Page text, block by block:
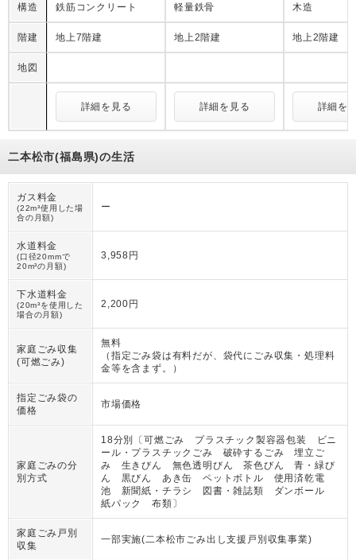
構造 鉄筋コンクリート 軽量鉄骨 木造
階建 地上7階建 地上2階建 地上2階建
地図
詳細を見る 詳細を見る 詳細を
二本松市(福島県)の生活
ガス料金
(22m³使用した場
合の月額)
ー
水道料金
(口径20mmで
20m³の月額)
3,958円
下水道料金
(20m³を使用した
場合の月額)
2,200円
家庭ごみ収集
(可燃ごみ)
無料
（ 指定ごみ袋は有料だが、袋代にごみ収集・処理料
金等を含まず。
）
指定ごみ袋の
価格
市場価格
家庭ごみの分
別方式
18分別〔可燃ごみ プラスチック製容器包装 ビニ
ール・プラスチックごみ 破砕するごみ 埋立ご
み 生きびん 無色透明びん 茶色びん 青・緑び
ん 黒びん あき缶 ペットボトル 使用済乾電
池 新聞紙・チラシ 図書・雑誌類 ダンボール
紙パック 布類〕
家庭ごみ戸別
収集
一部実施(二本松市ごみ出し支援戸別収集事業)